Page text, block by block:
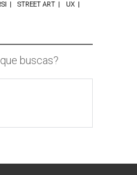
STREET ART UX
buscas?